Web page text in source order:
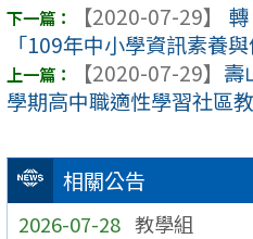
相關公告
2026-07-28 教學組
【2020-07-29】
「109年中小學資訊素養
【2020-07-29】 壽
學期高中職適性學習社區